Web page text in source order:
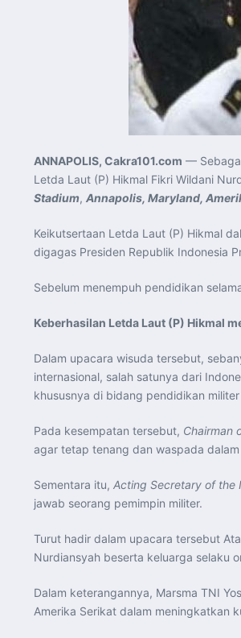
ANNAPOLIS, Cakra101.com —
Letda Laut (P) Hikmal Fikri Wildani
Stadium, Annapolis, Maryland,
Keikutsertaan Letda Laut (P) Hikmal
digagas Presiden Republik Indonesia
Sebelum menempuh pendidikan
Keberhasilan Letda Laut (P) Hikmal
Dalam upacara wisuda tersebut,
internasional, salah satunya dari
khususnya di bidang pendidikan
Pada kesempatan tersebut, Chairman
agar tetap tenang dan waspada
Sementara itu, Acting Secretary of the
jawab seorang pemimpin militer.
Turut hadir dalam upacara tersebut
Nurdiansyah beserta keluarga selaku
Dalam keterangannya, Marsma TNI
Amerika Serikat dalam meningkatkan